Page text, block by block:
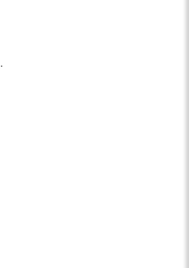
SITE123: په مختلف ډول جوړ شوی، ښه جوړ شوی.